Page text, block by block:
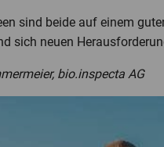
sind beide auf einem
sich neuen
bio.inspecta AG